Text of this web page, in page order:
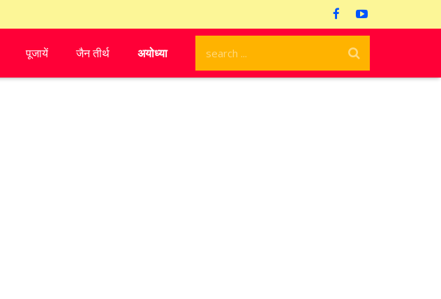
पूजायें जैन तीर्थ अयोध्या